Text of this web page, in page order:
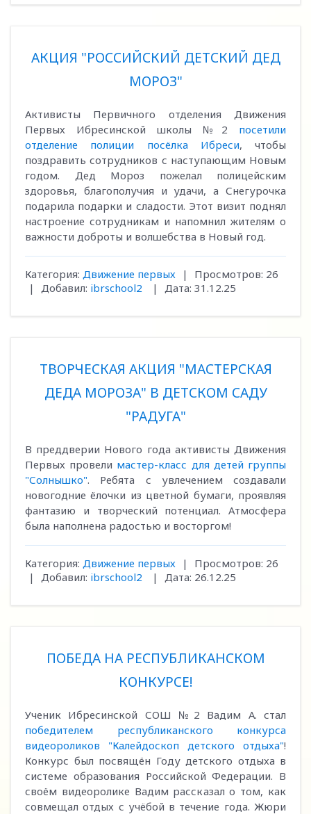
АКЦИЯ "РОССИЙСКИЙ ДЕТСКИЙ ДЕД
МОРОЗ"
Активисты Первичного отделения Движения
Первых Ибресинской школы №2 посетили
отделение полиции посёлка Ибреси, чтобы
поздравить сотрудников с наступающим Новым
годом. Дед Мороз пожелал полицейским
здоровья, благополучия и удачи, а Снегурочка
подарила подарки и сладости. Этот визит поднял
настроение сотрудникам и напомнил жителям о
важности доброты и волшебства в Новый год.
Категория: Движение первых | Просмотров: 26
|
Добавил: ibrschool2 | Дата: 31.12.25
ТВОРЧЕСКАЯ АКЦИЯ "МАСТЕРСКАЯ
ДЕДА МОРОЗА" В ДЕТСКОМ САДУ
"РАДУГА"
В преддверии Нового года активисты Движения
Первых провели мастер-класс для детей группы
"Солнышко". Ребята с увлечением создавали
новогодние ёлочки из цветной бумаги, проявляя
фантазию и творческий потенциал. Атмосфера
была наполнена радостью и восторгом!
Категория: Движение первых | Просмотров: 26
|
Добавил: ibrschool2 | Дата: 26.12.25
ПОБЕДА НА РЕСПУБЛИКАНСКОМ
КОНКУРСЕ!
Ученик Ибресинской СОШ №2 Вадим А. стал
победителем республиканского конкурса
видеороликов "Калейдоскоп детского отдыха"!
Конкурс был посвящён Году детского отдыха в
системе образования Российской Федерации. В
своём видеоролике Вадим рассказал о том, как
совмещал отдых с учёбой в течение года. Жюри